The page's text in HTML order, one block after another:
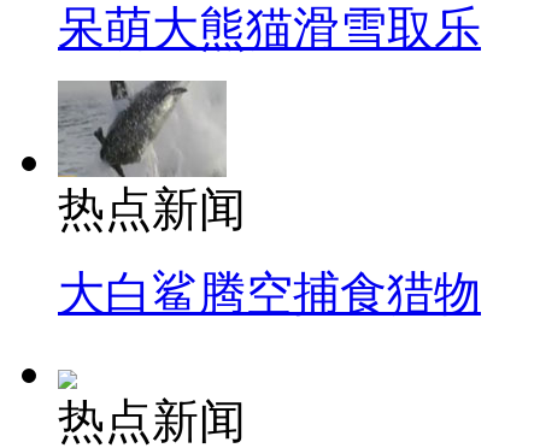
呆萌大熊猫滑雪取乐
热点新闻
大白鲨腾空捕食猎物
热点新闻